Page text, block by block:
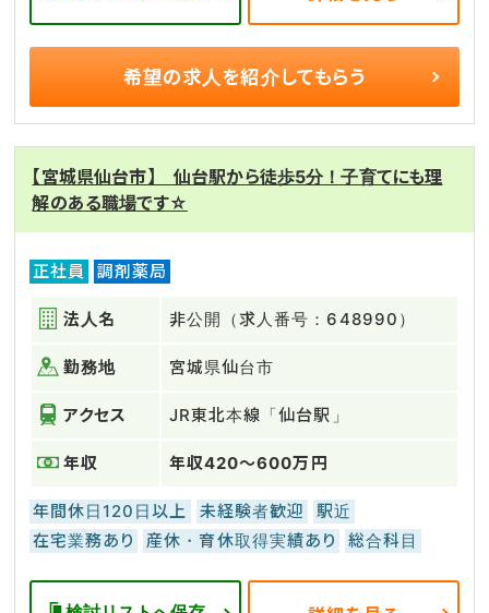
希望の求人を紹介してもらう
【宮城県仙台市】 仙台駅から徒歩5分！子育てにも理
解のある職場です☆
正社員 調剤薬局
法人名 非公開（求人番号：648990）
勤務地 宮城県仙台市
アクセス JR東北本線「仙台駅」
年収 年収420～600万円
年間休日120日以上 未経験者歓迎
駅近
在宅業務あり
産休・育休取得実績あり 総合科目